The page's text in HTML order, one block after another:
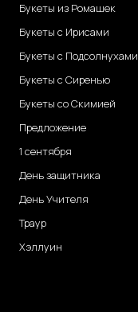
Букеты из Ромашек
Букеты с Ирисами
Букеты с Подсолнухами
Букеты с Сиренью
Букеты со Скимией
Предложение
1 сентября
День защитника
День Учителя
Траур
Хэллуин